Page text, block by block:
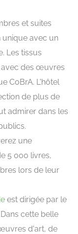
et suites
avec un
Les tissus
avec des œuvres
CoBrA. L'hôtel
de plus de
admirer dans les
une
5 000 livres,
lors de leur
est dirigée par le
cette belle
d'art, de